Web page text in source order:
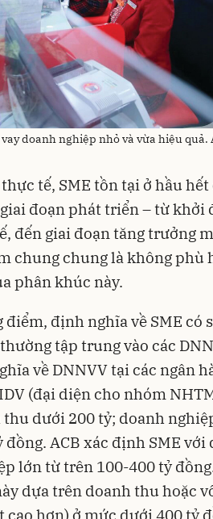
doanh nghiệp nhỏ và vừa hiệu
tế, SME tồn tại ở hầu
đoạn phát triển – từ khởi
đến giai đoạn tăng trưởng
chung chung là không phù
phân khúc này.
định nghĩa về SME có
tập trung vào các
về DNNVV tại các ngân
(đại diện cho nhóm
dưới 200 tỷ; doanh
ACB xác định SME với
lớn từ trên 100-400 tỷ
dựa trên doanh thu hoặc
hơn) ở mức dưới 400 tỷ